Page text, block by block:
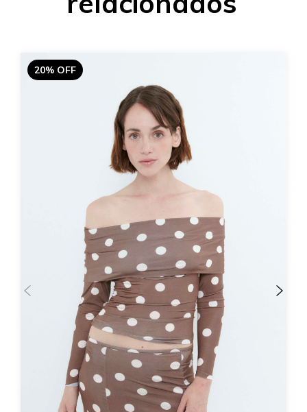
20% OFF